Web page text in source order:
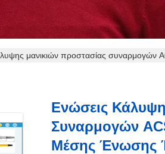
μανικιών προστασίας συναρμογών
Ενώσεις
Συναρμογών
Μέσης Ένωσης